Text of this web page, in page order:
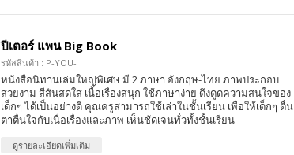
ปีเตอร์ แพน Big Book
รหัสสินค้า : P-YOU-
หนังสือนิทานเล่มใหญ่พิเศษ มี 2 ภาษา อังกฤษ-ไทย ภาพประกอบ
สวยงาม สีสันสดใส เนื้อเรื่องสนุก ใช้ภาษาง่าย ดึงดูดความสนใจของ
เด็กๆ ได้เป็นอย่างดี คุณครูสามารถใช้เล่าในชั้นเรียน เพื่อให้เด็กๆ ตื่น
ตาตื่นใจกับเนื่อเรื่องและภาพ เห็นชัดเจนทั่วทั้งชั้นเรียน
ดูรายละเอียดเพิ่มเติม